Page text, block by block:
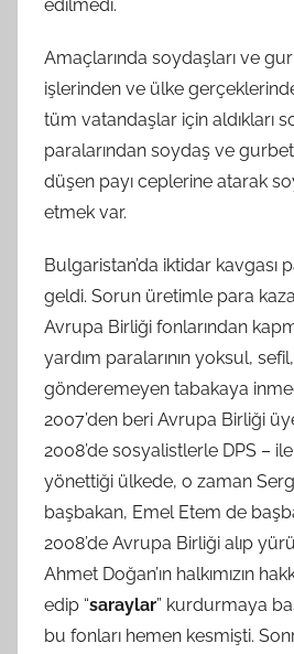
edilmedi.
Amaçlarında soydaşları ve
işlerinden ve ülke
tüm vatandaşlar için aldıkları
paralarından soydaş ve
düşen payı ceplerine atarak
etmek var.
Bulgaristan’da iktidar kavgası
geldi. Sorun üretimle para
Avrupa Birliği fonlarından
yardım paralarının yoksul,
gönderemeyen tabakaya
2007’den beri Avrupa Birliği
2008’de sosyalistlerle DPS –
yönettiği ülkede, o zaman
başbakan, Emel Etem de
2008’de Avrupa Birliği alıp
Ahmet Doğan’ın halkımızın
edip “saraylar” kurdurmaya
bu fonları hemen kesmişti.